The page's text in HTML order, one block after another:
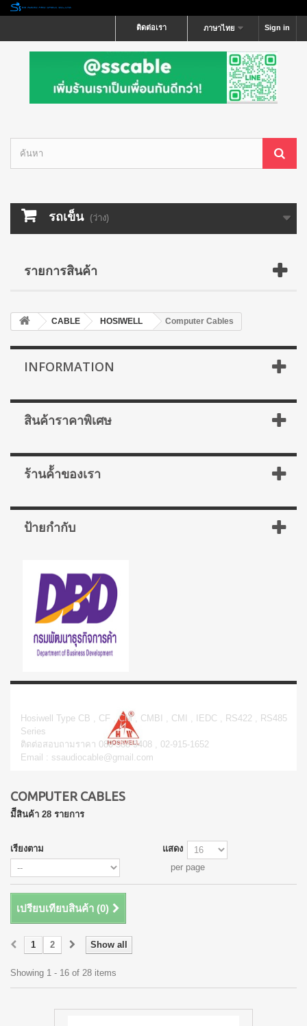
Sign in
ภาษาไทย
ติดต่อเรา
รถเข็น (ว่าง)
รายการสินค้า
CABLE HOSIWELL Computer Cables
INFORMATION
สินค้าราคาพิเศษ
ร้านค้้าของเรา
ป้ายกำกับ
Hosiwell Type CB , CF , CM , CMBI , CMI , IEDC , RS422 , RS485
Series
ติดต่อสอบถามราคา 080-588-9408 , 02-915-1652
Email : ssaudiocable@gmail.com
COMPUTER CABLES
มีีสินค้า 28 รายการ
เรียงตาม
แสดง
per page
เปรียบเทียบสินค้า (0)
Show all
1 2
Showing 1 - 16 of 28 items